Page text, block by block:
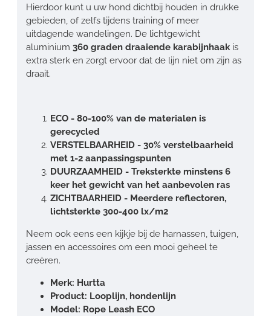
Hierdoor kunt u uw hond dichtbij houden in drukke
gebieden, of zelfs tijdens training of meer
uitdagende wandelingen. De lichtgewicht
aluminium 360 graden draaiende karabijnhaakis
extra sterk en zorgt ervoor dat de lijn niet om zijn as
draait.
ECO - 80-100% van de materialen is
gerecycled
VERSTELBAARHEID - 30% verstelbaarheid
met 1-2 aanpassingspunten
DUURZAAMHEID - Treksterkte minstens 6
keer het gewicht van het aanbevolen ras
ZICHTBAARHEID - Meerdere reflectoren,
lichtsterkte 300-400 lx/m2
Neem ook eens een kijkje bij de harnassen, tuigen,
jassen en accessoires om een mooi geheel te
creëren.
Merk: Hurtta
Product: Looplijn, hondenlijn
Model: Rope Leash ECO